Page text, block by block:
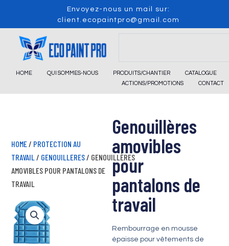
content
Envoyez-nous un mail sur:
client.ecopaintpro@gmail.com
HOME QUI SOMMES-NOUS PRODUITS/CHANTIER
CATALOGUE
ACTIONS/PROMOTIONS
CONTACT
Genouillères
amovibles
pour
pantalons de
travail
Rembourrage en mousse
épaisse pour vêtements de
HOME / PROTECTION AU
TRAVAIL / GENOUILLERES / GENOUILLÈRES
AMOVIBLES POUR PANTALONS DE
TRAVAIL